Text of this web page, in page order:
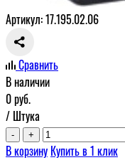
Артикул: 17.195.02.06
Сравнить
В наличии
0руб.
/ Штука
- +
В корзину Купить в 1 клик